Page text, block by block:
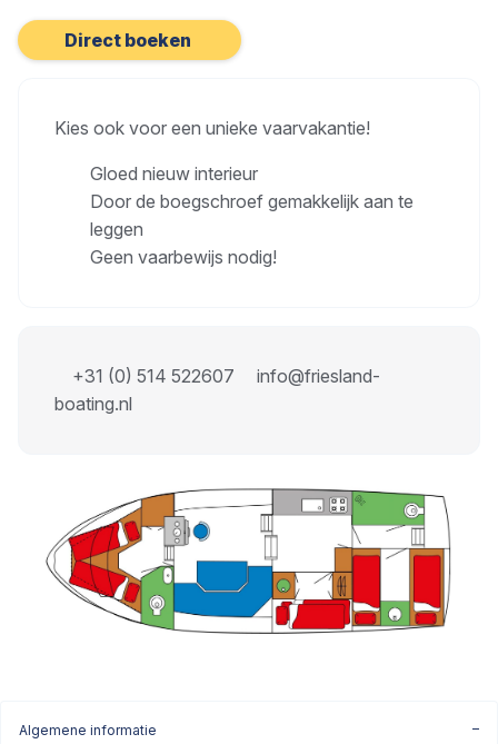
Direct boeken
Kies ook voor een unieke vaarvakantie!
Gloed nieuw interieur
Door de boegschroef gemakkelijk aan te
leggen
Geen vaarbewijs nodig!
+31 (0) 514 522607
info@friesland-
boating.nl
Algemene informatie